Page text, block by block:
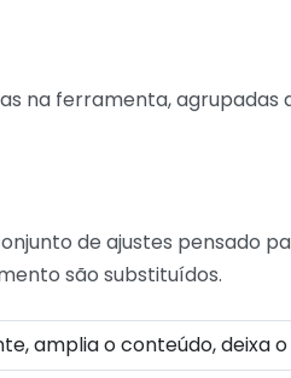
na ferramenta,
de ajustes pensado
são substituídos.
amplia o conteúdo, deixa